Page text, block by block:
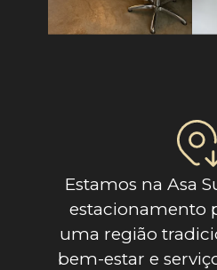
Estamos na Asa
estacionamento
uma região
bem-estar e